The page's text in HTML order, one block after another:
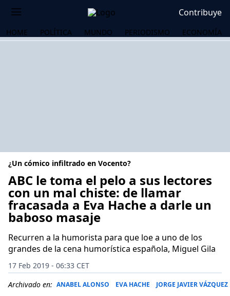
Contribuye
HOME POLÍTICA MUNDO PERIODISMO ECONOMÍA
¿Un cómico infiltrado en Vocento?
ABC le toma el pelo a sus lectores
con un mal chiste: de llamar
fracasada a Eva Hache a darle un
baboso masaje
Recurren a la humorista para que loe a uno de los
grandes de la cena humorística española, Miguel Gila
17 Feb 2019 - 06:33 CET
Archivado en: ANABEL ALONSO EVA HACHE JORGE JAVIER VÁZQUEZ